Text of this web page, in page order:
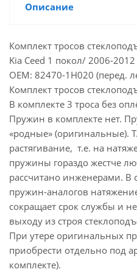
Описание
Комплект тросов
Kia Ceed 1 покол/ 2006-2012
ОЕМ: 82470-1H020 (перед.
Комплект тросов
В комплекте 3 троса без
Пружин в комплекте нет.
«родные» (оригинальные).
растягивание, т.е. на
пружины гораздо жестче
рассчитано инженерами. В
пружин-аналогов
сокращает срок службы и
выходу из строя
При утере оригинальных
приобрести отдельно под
комплекте).